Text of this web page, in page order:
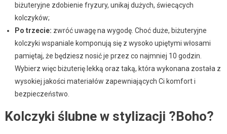
biżuteryjne zdobienie fryzury, unikaj dużych, świecących
kolczyków;
Po trzecie: zwróć uwagę na wygodę. Choć duże, biżuteryjne
kolczyki wspaniale komponują się z wysoko upiętymi włosami
pamiętaj, że będziesz nosić je przez co najmniej 10 godzin.
Wybierz więc biżuterię lekką oraz taką, która wykonana została z
wysokiej jakości materiałów zapewniających Ci komfort i
bezpieczeństwo.
Kolczyki ślubne w stylizacji ?Boho?